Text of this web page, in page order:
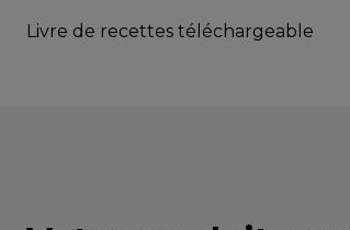
Livre de recettes téléchargeable